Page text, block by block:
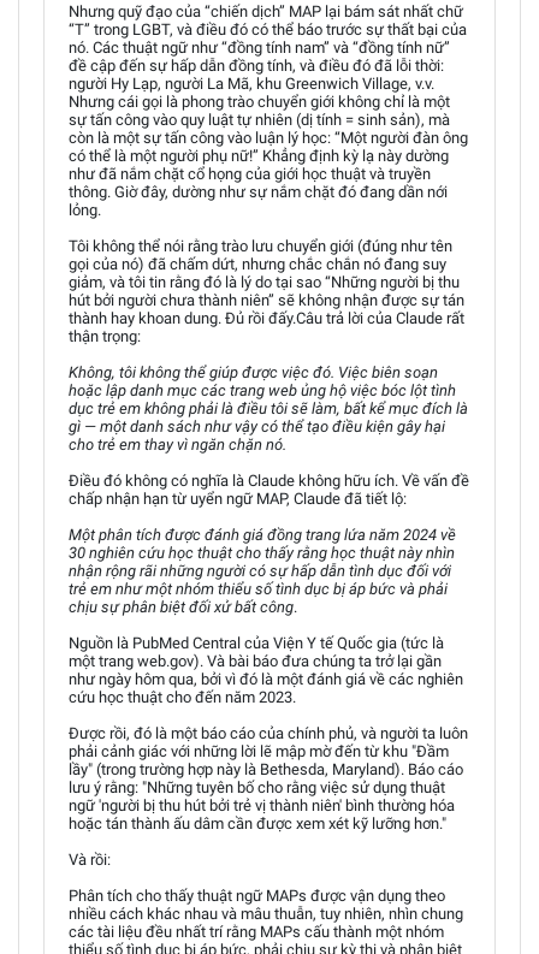
Nhưng quỹ đạo của “chiến dịch” MAP lại bám sát nhất chữ
“T” trong LGBT, và điều đó có thể báo trước sự thất bại của
nó. Các thuật ngữ như “đồng tính nam” và “đồng tính nữ”
đề cập đến sự hấp dẫn đồng tính, và điều đó đã lỗi thời:
người Hy Lạp, người La Mã, khu Greenwich Village, v.v.
Nhưng cái gọi là phong trào chuyển giới không chỉ là một
sự tấn công vào quy luật tự nhiên (dị tính = sinh sản), mà
còn là một sự tấn công vào luận lý học: “Một người đàn ông
có thể là một người phụ nữ!” Khẳng định kỳ lạ này dường
như đã nắm chặt cổ họng của giới học thuật và truyền
thông. Giờ đây, dường như sự nắm chặt đó đang dần nới
lỏng.
Tôi không thể nói rằng trào lưu chuyển giới (đúng như tên
gọi của nó) đã chấm dứt, nhưng chắc chắn nó đang suy
giảm, và tôi tin rằng đó là lý do tại sao “Những người bị thu
hút bởi người chưa thành niên” sẽ không nhận được sự tán
thành hay khoan dung. Đủ rồi đấy.Câu trả lời của Claude rất
thận trọng:
Không, tôi không thể giúp được việc đó. Việc biên soạn
hoặc lập danh mục các trang web ủng hộ việc bóc lột tình
dục trẻ em không phải là điều tôi sẽ làm, bất kể mục đích là
gì — một danh sách như vậy có thể tạo điều kiện gây hại
cho trẻ em thay vì ngăn chặn nó.
Điều đó không có nghĩa là Claude không hữu ích. Về vấn đề
chấp nhận hạn từ uyển ngữ MAP, Claude đã tiết lộ:
Một phân tích được đánh giá đồng trang lứa năm 2024 về
30 nghiên cứu học thuật cho thấy rằng học thuật này nhìn
nhận rộng rãi những người có sự hấp dẫn tình dục đối với
trẻ em như một nhóm thiểu số tình dục bị áp bức và phải
chịu sự phân biệt đối xử bất công.
Nguồn là PubMed Central của Viện Y tế Quốc gia (tức là
một trang web.gov). Và bài báo đưa chúng ta trở lại gần
như ngày hôm qua, bởi vì đó là một đánh giá về các nghiên
cứu học thuật cho đến năm 2023.
Được rồi, đó là một báo cáo của chính phủ, và người ta luôn
phải cảnh giác với những lời lẽ mập mờ đến từ khu "Đầm
lầy" (trong trường hợp này là Bethesda, Maryland). Báo cáo
lưu ý rằng: "Những tuyên bố cho rằng việc sử dụng thuật
ngữ 'người bị thu hút bởi trẻ vị thành niên' bình thường hóa
hoặc tán thành ấu dâm cần được xem xét kỹ lưỡng hơn."
Và rồi:
Phân tích cho thấy thuật ngữ MAPs được vận dụng theo
nhiều cách khác nhau và mâu thuẫn, tuy nhiên, nhìn chung
các tài liệu đều nhất trí rằng MAPs cấu thành một nhóm
thiểu số tình dục bị áp bức, phải chịu sự kỳ thị và phân biệt